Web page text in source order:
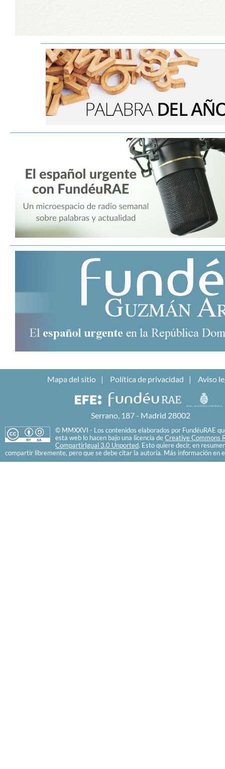
Mapa del sitio Política de privacidad Aviso
Serrano, 187 - Madrid 28002
© MMXXVI - Los contenidos elaborados por FundéuRAE
esta web lo hacen bajo una licencia de Creative Commons
CompartirIgual 3.0 Unported. Esto quiere decir, en
compartir libremente, pero que se debe citar la autoría. Más información en